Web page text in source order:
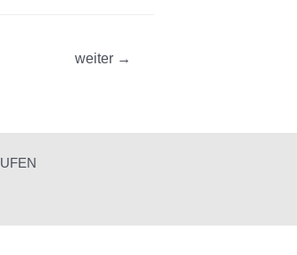
weiter →